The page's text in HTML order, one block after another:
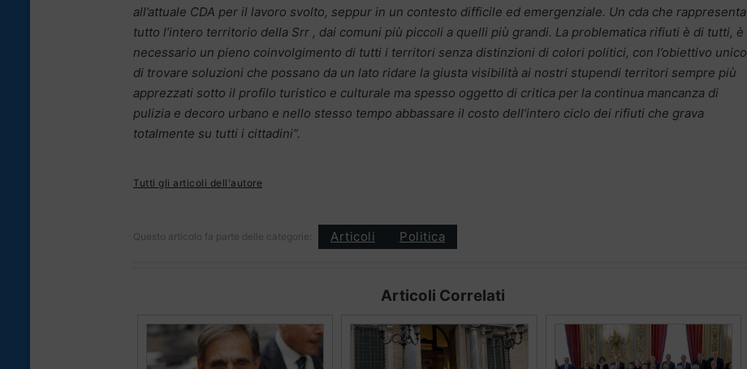
all’attuale CDA per il lavoro svolto, seppur in un contesto difficile ed emergenziale. Un cda che rappresenta
tutto l’intero territorio della Srr , dai comuni più piccoli a quelli più grandi. La problematica rifiuti è di tutti, è
necessario un pieno coinvolgimento di tutti i territori senza distinzioni di colori politici, con l’obiettivo unico
di trovare soluzioni che possano da un lato ridare la giusta visibilità ai nostri stupendi territori sempre più
apprezzati sotto il profilo turistico e culturale ma spesso oggetto di critica per la continua mancanza di
pulizia e decoro urbano e nello stesso tempo abbassare il costo dell’intero ciclo dei rifiuti che grava
totalmente su tutti i cittadini”.
Tutti gli articoli dell'autore
Questo articolo fa parte delle categorie: Articoli Politica
Articoli Correlati